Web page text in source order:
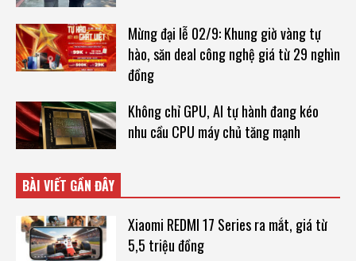
Mừng đại lễ 02/9: Khung giờ vàng tự
hào, săn deal công nghệ giá từ 29 nghìn
đồng
Không chỉ GPU, AI tự hành đang kéo
nhu cầu CPU máy chủ tăng mạnh
BÀI VIẾT GẦN ĐÂY
Xiaomi REDMI 17 Series ra mắt, giá từ
5,5 triệu đồng